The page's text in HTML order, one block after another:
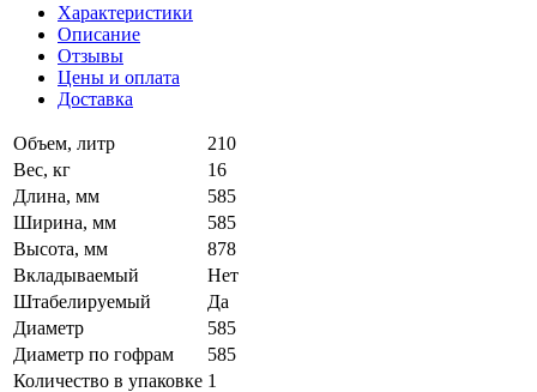
Характеристики
Описание
Отзывы
Цены и оплата
Доставка
Объем, литр
210
Вес, кг
16
Длина, мм
585
Ширина, мм
585
Высота, мм
878
Вкладываемый
Нет
Штабелируемый
Да
Диаметр
585
Диаметр по гофрам
585
Количество в упаковке 1